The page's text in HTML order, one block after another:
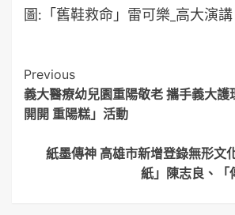
圖:「舊鞋救命」雷可樂_高大演講
Post
Navigation
Previous
義大醫療幼兒園重陽敬老 攜手義大護
開開 重陽糕」活動
紙墨傳神 高雄市新增登錄無形文
紙」陳志良、「